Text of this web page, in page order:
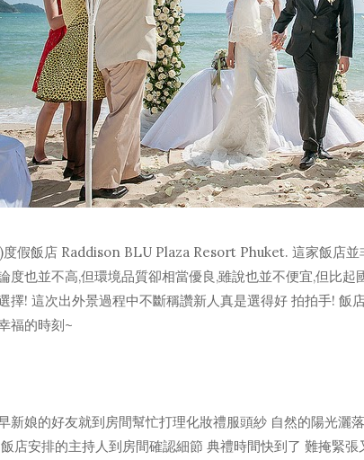
度假飯店 Raddison BLU Plaza Resort Phuket. 這家飯店並
度也並不高,但環境品質卻相當優良,雖說也並不便宜,但比
擇! 這次出外景過程中不斷稱讚新人真是選得好 拍拍手! 飯
福的時刻~
新娘的好友就到房間幫忙打理化妝禮服頭紗 自然的陽光灑
店安排的主持人到房間確認細節 典禮時間快到了 難掩緊張